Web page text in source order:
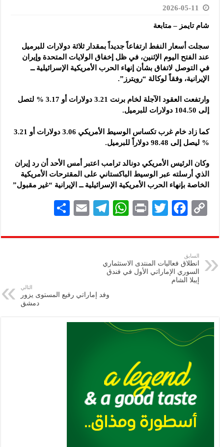
2026-05-11
شام تايمز – متابعة
سجلت أسعار النفط ارتفاعاً جديداً بمقدار ثلاثة دولارات للبرميل
عند الفتح اليوم الإثنين، في ظل إخفاق الولايات المتحدة وإيران
في التوصل لاتفاق بشأن إنهاء الحرب الأمريكية الإسرائيلية ــ
الإيرانية، وفقاً لوكالة “رويترز”.
وارتفعت العقود الآجلة لخام برنت 3.21 دولارات أو 3.17 % لتصل
إلى 104.50 دولارات للبرميل.
كما زاد خام غرب تكساس الوسيط الأمريكي 3.06 دولارات أو 3.21
% ليصل إلى 98.48 دولاراً للبرميل.
وكان الرئيس الأمريكي دونالد ترامب اعتبر أمس الأحد أن رد إيران
الذي أرسلته عبر الوسيط الباكستاني على المقترحات الأمريكية
الخاصة بإنهاء الحرب الأمريكية الإسرائيلية ــ الإيرانية “غير مقبول”
C
p
y
Li
n
F
eb
k
T
tt
P
nt
W
at
A
p
Te
gr
E
ai
ar
السابق
انطلاق فعاليات المنتدى الاستثماري
السوري الإماراتي الأول في فندق
إيبلا الشام
التالي
وفد إماراتي رفيع المستوى يزور
دمشق